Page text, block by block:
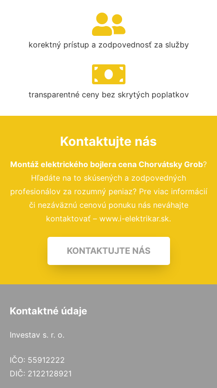
korektný prístup a zodpovednosť za služby
transparentné ceny bez skrytých poplatkov
Kontaktujte nás
Montáž elektrického bojlera cena Chorvátsky Grob?
Hľadáte na to skúsených a zodpovedných
profesionálov za rozumný peniaz? Pre viac informácií
či nezáväznú cenovú ponuku nás neváhajte
kontaktovať – www.i-elektrikar.sk.
KONTAKTUJTE NÁS
Kontaktné údaje
Investav s. r. o.
IČO: 55912222
DIČ: 2122128921